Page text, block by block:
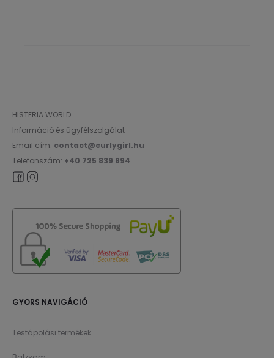
HISTERIA WORLD
Információ és ügyfélszolgálat
Email cím: contact@curlygirl.hu
Telefonszám: +40 725 839 894
GYORS NAVIGÁCIÓ
Testápolási termékek